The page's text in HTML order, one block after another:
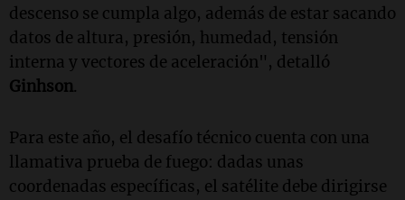
descenso se cumpla algo, además de estar sacando
datos de altura, presión, humedad, tensión
interna y vectores de aceleración", detalló
Ginhson.
Para este año, el desafío técnico cuenta con una
llamativa prueba de fuego: dadas unas
coordenadas específicas, el satélite debe dirigirse